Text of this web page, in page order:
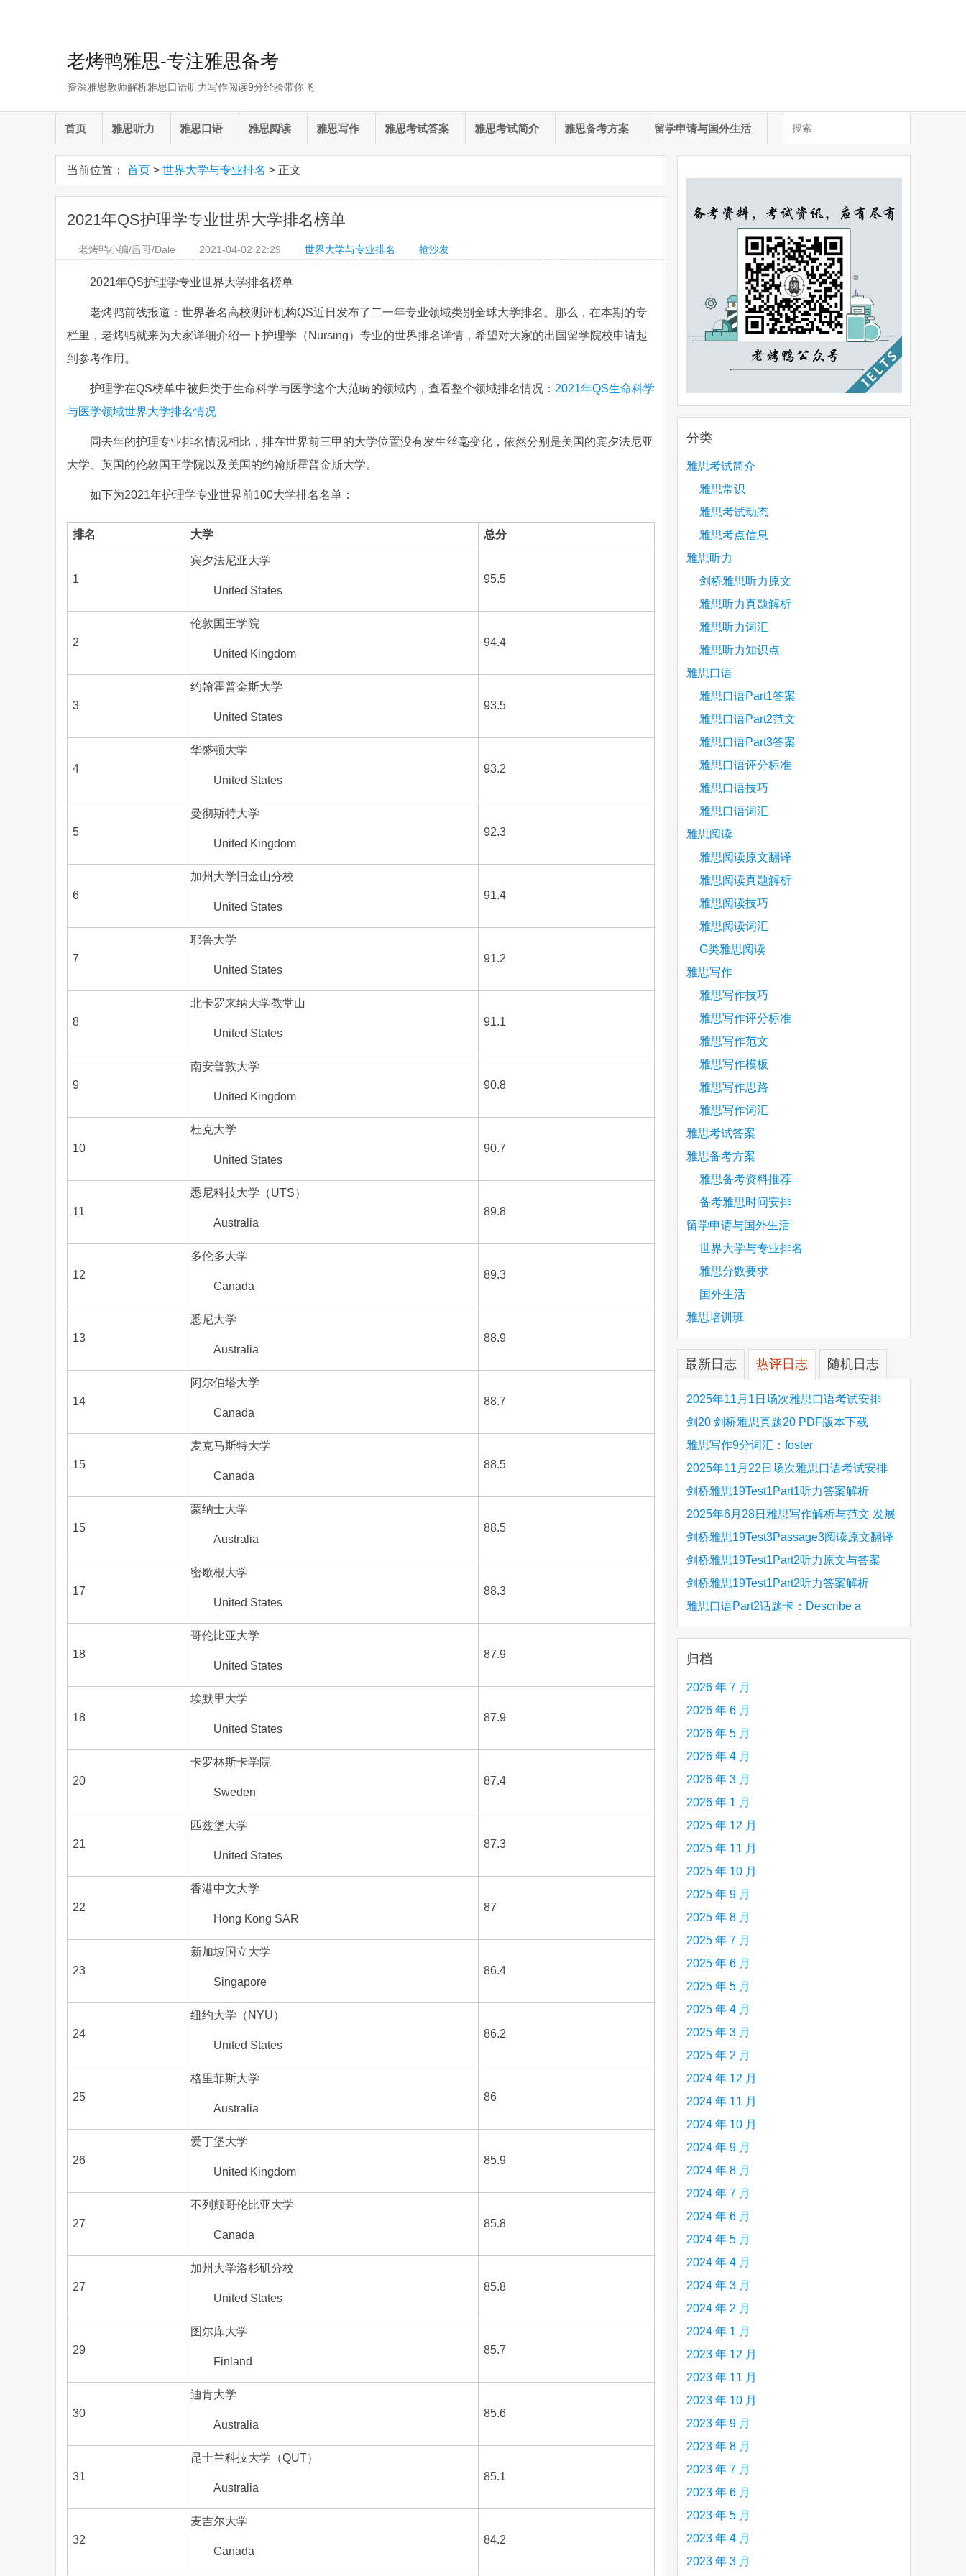
老烤鸭雅思-专注雅思备考
资深雅思教师解析雅思口语听力写作阅读9分经验带你飞
首页 雅思听力 雅思口语 雅思阅读 雅思写作 雅思考试答案 雅思考试简介 雅思备考方案 留学申请与国外生活
当前位置： 首页 > 世界大学与专业排名 > 正文
2021年QS护理学专业世界大学排名榜单
老烤鸭小编/昌哥/Dale 2021-04-02 22:29 世界大学与专业排名 抢沙发
2021年QS护理学专业世界大学排名榜单
老烤鸭前线报道：世界著名高校测评机构QS近日发布了二一年专业领域类别全球大学排名。那么，在本期的专
栏里，老烤鸭就来为大家详细介绍一下护理学（Nursing）专业的世界排名详情，希望对大家的出国留学院校申请起
到参考作用。
护理学在QS榜单中被归类于生命科学与医学这个大范畴的领域内，查看整个领域排名情况： 2021年QS生命科学
与医学领域世界大学排名情况
同去年的护理专业排名情况相比，排在世界前三甲的大学位置没有发生丝毫变化，依然分别是美国的宾夕法尼亚
大学、英国的伦敦国王学院以及美国的约翰斯霍普金斯大学。
如下为2021年护理学专业世界前100大学排名名单：
排名 大学 总分
1
宾夕法尼亚大学
United States
95.5
2
伦敦国王学院
United Kingdom
94.4
3
约翰霍普金斯大学
United States
93.5
4
华盛顿大学
United States
93.2
5
曼彻斯特大学
United Kingdom
92.3
6
加州大学旧金山分校
United States
91.4
7
耶鲁大学
United States
91.2
8
北卡罗来纳大学教堂山
United States
91.1
9
南安普敦大学
United Kingdom
90.8
10
杜克大学
United States
90.7
11
悉尼科技大学（UTS）
Australia
89.8
12
多伦多大学
Canada
89.3
13
悉尼大学
Australia
88.9
14
阿尔伯塔大学
Canada
88.7
15
麦克马斯特大学
Canada
88.5
15
蒙纳士大学
Australia
88.5
17
密歇根大学
United States
88.3
18
哥伦比亚大学
United States
87.9
18
埃默里大学
United States
87.9
20
卡罗林斯卡学院
Sweden
87.4
21
匹兹堡大学
United States
87.3
22
香港中文大学
Hong Kong SAR
87
23
新加坡国立大学
Singapore
86.4
24
纽约大学（NYU）
United States
86.2
25
格里菲斯大学
Australia
86
26
爱丁堡大学
United Kingdom
85.9
27
不列颠哥伦比亚大学
Canada
85.8
27
加州大学洛杉矶分校
United States
85.8
29
图尔库大学
Finland
85.7
30
迪肯大学
Australia
85.6
31
昆士兰科技大学（QUT）
Australia
85.1
32
麦吉尔大学
Canada
84.2
分类
雅思考试简介
雅思常识
雅思考试动态
雅思考点信息
雅思听力
剑桥雅思听力原文
雅思听力真题解析
雅思听力词汇
雅思听力知识点
雅思口语
雅思口语Part1答案
雅思口语Part2范文
雅思口语Part3答案
雅思口语评分标准
雅思口语技巧
雅思口语词汇
雅思阅读
雅思阅读原文翻译
雅思阅读真题解析
雅思阅读技巧
雅思阅读词汇
G类雅思阅读
雅思写作
雅思写作技巧
雅思写作评分标准
雅思写作范文
雅思写作模板
雅思写作思路
雅思写作词汇
雅思考试答案
雅思备考方案
雅思备考资料推荐
备考雅思时间安排
留学申请与国外生活
世界大学与专业排名
雅思分数要求
国外生活
雅思培训班
最新日志 热评日志 随机日志
2025年11月1日场次雅思口语考试安排
剑20 剑桥雅思真题20 PDF版本下载
雅思写作9分词汇：foster
2025年11月22日场次雅思口语考试安排
剑桥雅思19Test1Part1听力答案解析
Hinchingbrooke Country Park
2025年6月28日雅思写作解析与范文 发展
旅游业 手把手带你写高分范文
剑桥雅思19Test3Passage3阅读原文翻译
Is the era of artificial speech translation
upon us 人工智能语言翻译
剑桥雅思19Test1Part2听力原文与答案
Stanthorpe Twinning Association
剑桥雅思19Test1Part2听力答案解析
Stanthorpe Twinning Association
雅思口语Part2话题卡：Describe a
creative person (e.g. an artist, a musician,
etc.) you admire 钦佩的有创造力的人
归档
2026 年 7 月
2026 年 6 月
2026 年 5 月
2026 年 4 月
2026 年 3 月
2026 年 1 月
2025 年 12 月
2025 年 11 月
2025 年 10 月
2025 年 9 月
2025 年 8 月
2025 年 7 月
2025 年 6 月
2025 年 5 月
2025 年 4 月
2025 年 3 月
2025 年 2 月
2024 年 12 月
2024 年 11 月
2024 年 10 月
2024 年 9 月
2024 年 8 月
2024 年 7 月
2024 年 6 月
2024 年 5 月
2024 年 4 月
2024 年 3 月
2024 年 2 月
2024 年 1 月
2023 年 12 月
2023 年 11 月
2023 年 10 月
2023 年 9 月
2023 年 8 月
2023 年 7 月
2023 年 6 月
2023 年 5 月
2023 年 4 月
2023 年 3 月